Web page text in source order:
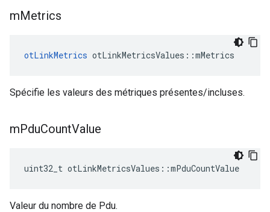
mMetrics
otLinkMetrics otLinkMetricsValues ::mMetrics
Spécifie les valeurs des métriques présentes/incluses.
mPduCountValue
uint32_t otLinkMetricsValues ::mPduCountValue
Valeur du nombre de Pdu.